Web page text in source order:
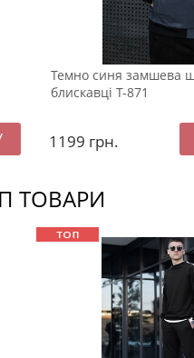
Темно синя замшева
блискавці Т-871
1199 грн.
ТОВАРИ